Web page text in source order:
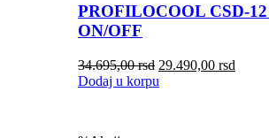
PROFILOCOOL CSD-
ON/OFF
34.695,00rsd 29.490,00 rsd
Dodaj u korpu